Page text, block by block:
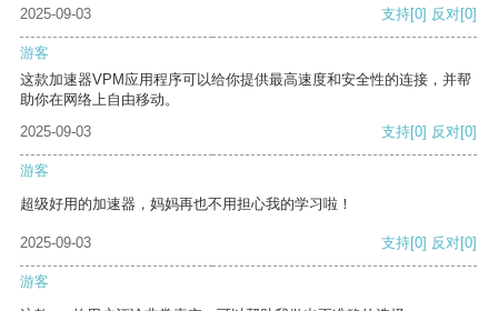
2025-09-03 支持[0] 反对[0]
游客
这款加速器VPM应用程序可以给你提供最高速度和安全性的连接，并帮
助你在网络上自由移动。
2025-09-03
支持[0] 反对[0]
游客
超级好用的加速器，妈妈再也不用担心我的学习啦！
2025-09-03 支持[0] 反对[0]
游客